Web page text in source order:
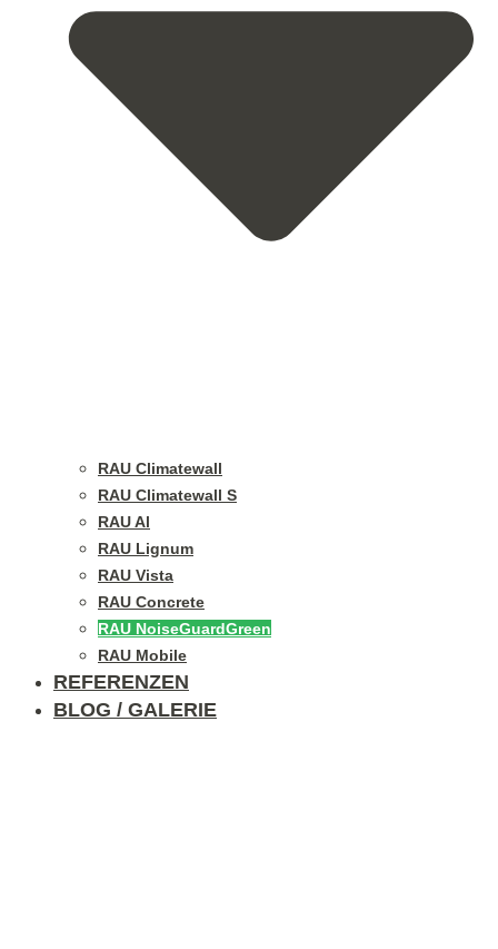
RAU Climatewall
RAU Climatewall S
RAU Al
RAU Lignum
RAU Vista
RAU Concrete
RAU NoiseGuardGreen
RAU Mobile
REFERENZEN
BLOG / GALERIE